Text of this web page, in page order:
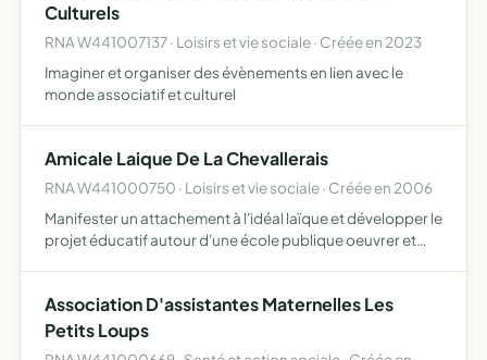
Culturels
RNA W441007137 · Loisirs et vie sociale · Créée en 2023
Imaginer et organiser des évènements en lien avec le
monde associatif et culturel
Amicale Laique De La Chevallerais
RNA W441000750 · Loisirs et vie sociale · Créée en 2006
Manifester un attachement à l'idéal laïque et développer le
projet éducatif autour d'une école publique oeuvrer et
Association D'assistantes Maternelles Les
Petits Loups